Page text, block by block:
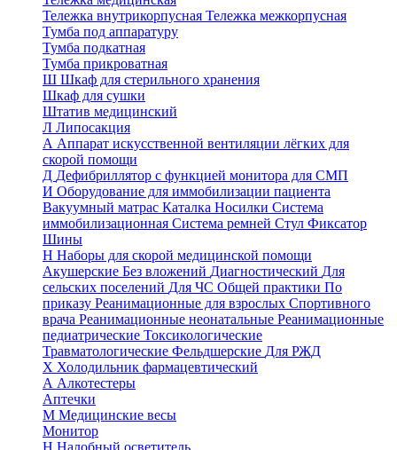
Тележка внутрикорпусная Тележка межкорпусная
Тумба под аппаратуру
Тумба подкатная
Тумба прикроватная
Ш Шкаф для стерильного хранения
Шкаф для сушки
Штатив медицинский
Л Липосакция
А Аппарат искусственной вентиляции лёгких для
скорой помощи
Д Дефибриллятор с функцией монитора для СМП
И Оборудование для иммобилизации пациента
Вакуумный матрас Каталка Носилки Система
иммобилизационная Система ремней Стул Фиксатор
Шины
Н Наборы для скорой медицинской помощи
Акушерские Без вложений Диагностический Для
сельских поселений Для ЧС Общей практики По
приказу Реанимационные для взрослых Спортивного
врача Реанимационные неонатальные Реанимационные
педиатрические Токсикологические
Травматологические Фельдшерские Для РЖД
Х Холодильник фармацевтический
А Алкотестеры
Аптечки
М Медицинские весы
Монитор
Н Налобный осветитель